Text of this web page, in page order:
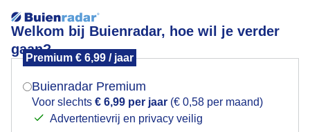
Welkom bij Buienradar, hoe wil je verder
gaan?
Premium € 6,99 / jaar
Buienradar Premium
Voor slechts € 6,99 per jaar (€ 0,58 per maand)
Advertentievrij en privacy veilig
mooie herfstdag
Mogen we je locatie gebruiken voor het